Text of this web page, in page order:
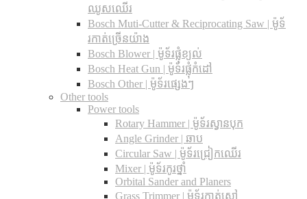
ឈូសឈើរ
Bosch Muti-Cutter & Reciprocating Saw​ | ម៉ូទ័
រកាត់ច្រើនយ៉ាង
Bosch Blower | ម៉ូទ័រផ្លុំខ្យល់
Bosch Heat Gun | ម៉ូទ័រផ្លុំកំដៅ
Bosch Other | ម៉ូទ័រផ្សេងៗ
Other tools
Power tools
Rotary Hammer | ម៉ូទ័រស្វានបុក
Angle Grinder | ឆាប
Circular Saw​ | ម៉ូទ័រជ្រៀកឈើរ
Mixer | ម៉ូទ័រកូរថ្នាំ
Orbital Sander and Planers
Grass Trimmer | ម៉ូទ័រកាត់ស្មៅ